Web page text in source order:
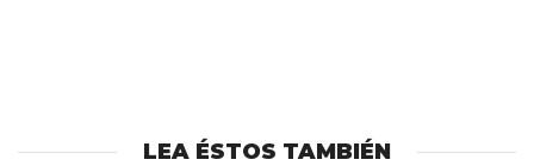
LEA ÉSTOS TAMBIÉN